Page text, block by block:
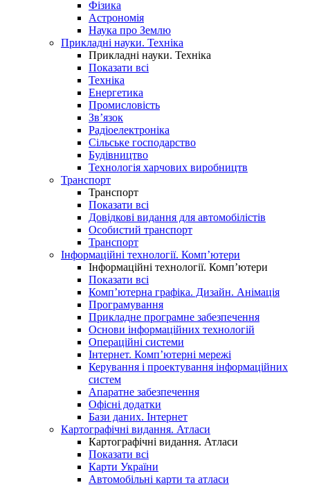
Фізика
Астрономія
Наука про Землю
Прикладні науки. Техніка
Прикладні науки. Техніка
Показати всі
Техніка
Енергетика
Промисловість
Зв’язок
Радіоелектроніка
Сільське господарство
Будівництво
Технологія харчових виробництв
Транспорт
Транспорт
Показати всі
Довідкові видання для автомобілістів
Особистий транспорт
Транспорт
Інформаційні технології. Комп’ютери
Інформаційні технології. Комп’ютери
Показати всі
Комп’ютерна графіка. Дизайн. Анімація
Програмування
Прикладне програмне забезпечення
Основи інформаційних технологій
Операційні системи
Інтернет. Комп’ютерні мережі
Керування і проектування інформаційних
систем
Апаратне забезпечення
Офісні додатки
Бази даних. Інтернет
Картографічні видання. Атласи
Картографічні видання. Атласи
Показати всі
Карти України
Автомобільні карти та атласи